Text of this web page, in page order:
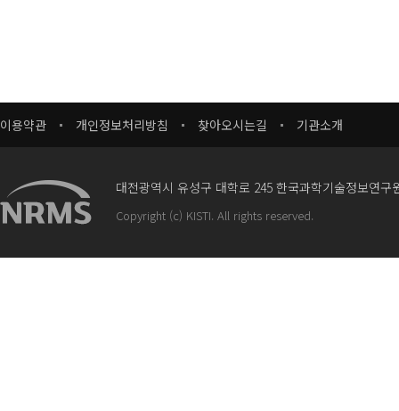
이용약관 개인정보처리방침 찾아오시는길 기관소개
대전광역시 유성구 대학로 245 한국과학기술정보연구
Copyright (c) KISTI. All rights reserved.